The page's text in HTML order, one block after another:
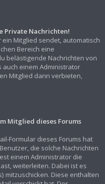
Private Nachrichten!
Mitglied sendet, automatisch
Bereich eine
belästigende Nachrichten von
einem Administrator
Mitglied dann verbieten,
Mitglied dieses Forums
Formular dieses Forums hat
die solche Nachrichten
einem Administrator die
weiterleiten. Dabei ist es
mitzuschicken. Diese enthalten